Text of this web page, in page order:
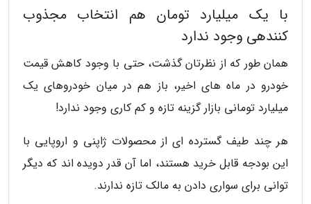
با یک میلیارد تومان هم انتخاب مجذوب
کنندهی وجود ندارد
همان طور که از نظرتان گذشت، حتی با وجود کاهش قیمت
خودرو در ماه های اخیر، باز هم در میان خودروهای یک
میلیارد تومانی بازار گزینه تازه و کم کاری وجود ندارد!
هر چند طیف گسترده ای از محصولات ژاپنی و اروپایی با
این بودجه قابل خرید هستند، اما آن قدر دویده اند که دیگر
توانی برای سواری دادن به مالک تازه ندارند.